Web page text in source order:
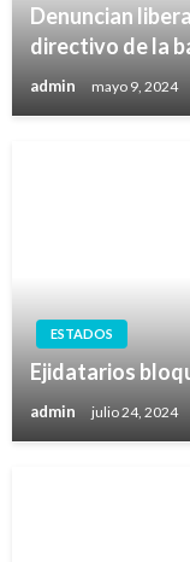
Denuncian
directivo de la
admin mayo 9, 2024
ESTADOS
Ejidatarios
admin julio 24, 2024